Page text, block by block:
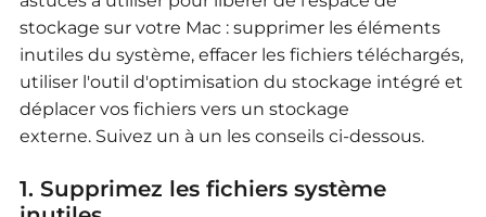
stockage sur votre Mac : supprimer les éléments
inutiles du système, effacer les fichiers téléchargés,
utiliser l'outil d'optimisation du stockage intégré et
déplacer vos fichiers vers un stockage
externe. Suivez un à un les conseils ci-dessous.
1. Supprimez les fichiers système